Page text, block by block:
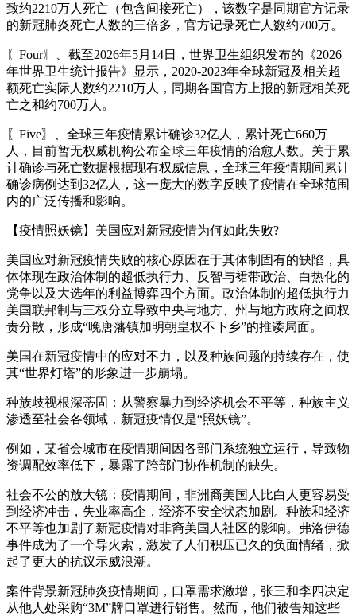
致约2210万人死亡（包含间接死亡），该数字是同期官方记录
的新冠肺炎死亡人数的三倍多，官方记录死亡人数约700万。
〖Four〗、截至2026年5月14日，世界卫生组织发布的《2026
年世界卫生统计报告》显示，2020-2023年全球新冠及相关超
额死亡实际人数约2210万人，同期各国官方上报的新冠相关死
亡之和约700万人。
〖Five〗、全球三年疫情累计确诊32亿人，累计死亡660万
人，目前暂无权威机构公布全球三年疫情的治愈人数。关于累
计确诊与死亡数据根据现有权威信息，全球三年疫情期间累计
确诊病例达到32亿人，这一庞大的数字反映了疫情在全球范围
内的广泛传播和影响。
【疫情照妖镜】美国应对新冠疫情为何如此失败?
美国应对新冠疫情失败的核心原因在于其体制固有的缺陷，具
体体现在政治体制的超低执行力、反智与裙带政治、白热化的
党争以及大选年的利益博弈四个方面。政治体制的超低执行力
美国联邦制与三权分立导致中央与地方、州与地方政府之间权
责分散，形成“晚唐藩镇加明朝皇权不下乡”的推诿局面。
美国在新冠疫情中的应对不力，以及种族问题的持续存在，使
其“世界灯塔”的形象进一步崩塌。
种族歧视根深蒂固：从警察暴力到经济机会不平等，种族主义
渗透至社会各领域，新冠疫情仅是“照妖镜”。
例如，某省会城市在疫情期间因各部门系统独立运行，导致物
资调配效率低下，暴露了跨部门协作机制的缺失。
社会不公的放大镜：疫情期间，非洲裔美国人比白人更容易受
到经济冲击，失业率高企，经济不安全状态加剧。种族和经济
不平等也加剧了新冠疫情对非裔美国人社区的影响。弗洛伊德
事件成为了一个导火索，激发了人们积压已久的负面情绪，掀
起了更大的抗议示威浪潮。
案件背景新冠肺炎疫情期间，口罩需求激增，张三和李四决定
从他人处采购“3M”牌口罩进行销售。然而，他们被告知这些